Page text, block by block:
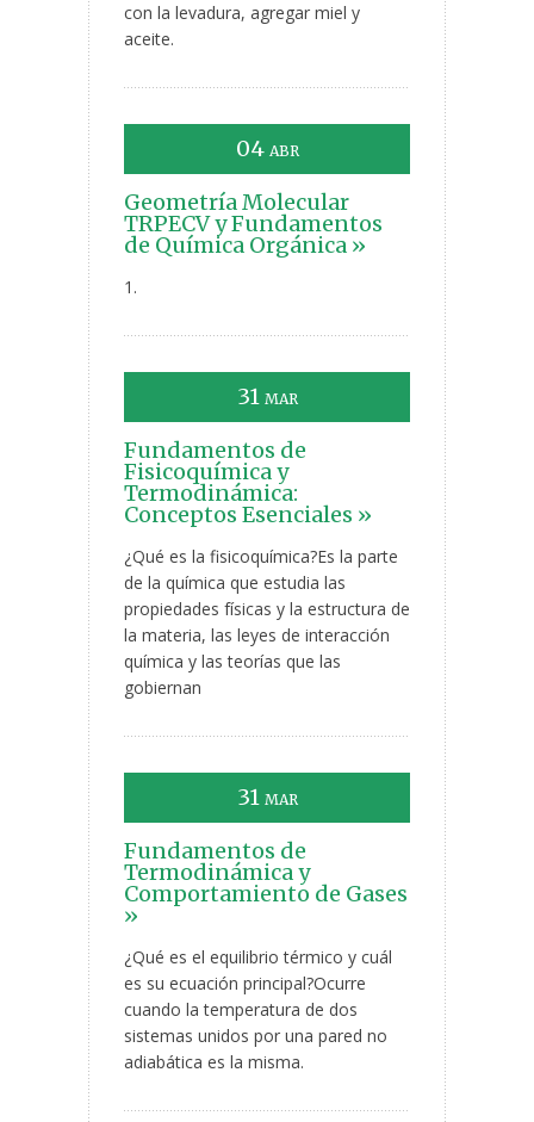
con la levadura, agregar miel y
aceite.
04 ABR
Geometría Molecular
TRPECV y Fundamentos
de Química Orgánica »
1.
31 MAR
Fundamentos de
Fisicoquímica y
Termodinámica:
Conceptos Esenciales »
¿Qué es la fisicoquímica?Es la parte
de la química que estudia las
propiedades físicas y la estructura de
la materia, las leyes de interacción
química y las teorías que las
gobiernan
31 MAR
Fundamentos de
Termodinámica y
Comportamiento de Gases
»
¿Qué es el equilibrio térmico y cuál
es su ecuación principal?Ocurre
cuando la temperatura de dos
sistemas unidos por una pared no
adiabática es la misma.